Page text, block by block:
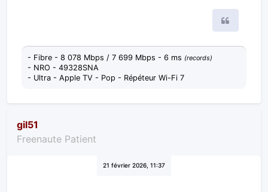
- Fibre - 8 078 Mbps / 7 699 Mbps - 6 ms (records)
- NRO - 49328SNA
- Ultra - Apple TV - Pop - Répéteur Wi-Fi 7
gil51
Freenaute Patient
21 février 2026, 11:37